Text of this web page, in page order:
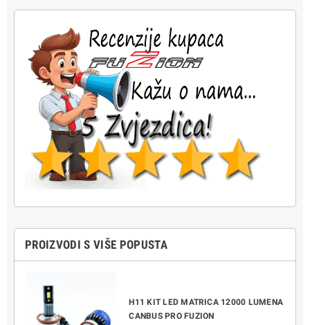
PROIZVODI S VIŠE POPUSTA
H11 KIT LED MATRICA 12000 LUMENA
CANBUS PRO FUZION